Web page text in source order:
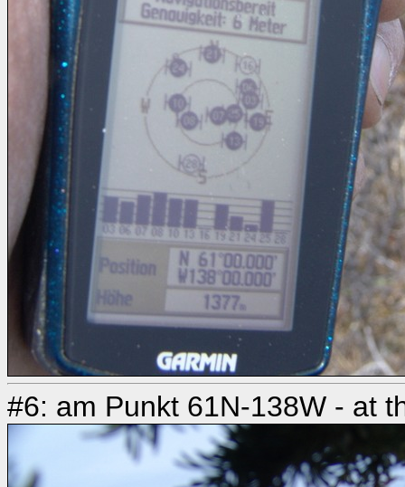
#6: am Punkt 61N-138W - at